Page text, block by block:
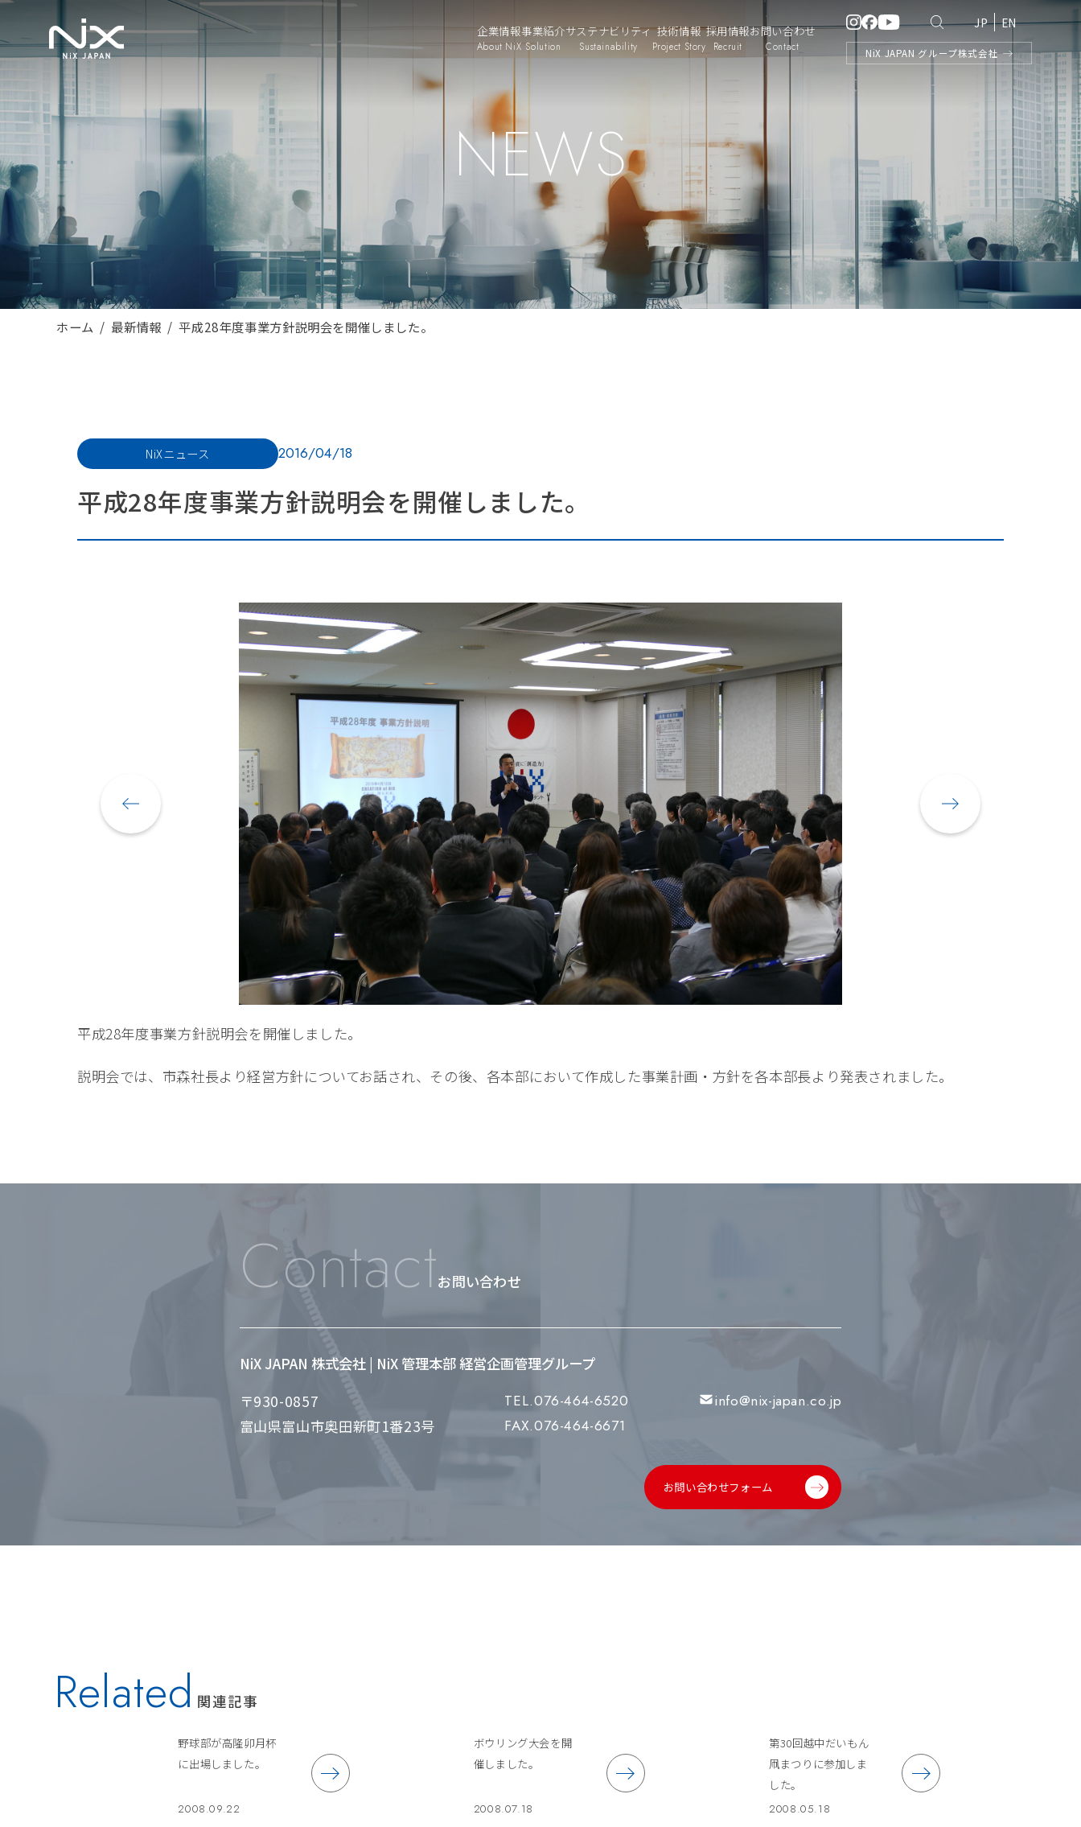
企業情報
About NiX
事業紹介
Solution
サステナビリティ
Sustainability
技術情報
Project Story
採用情報
Recruit
お問い合わせ
Contact
EN
JP
NiX JAPAN グループ株式会社
NEWS
ホーム 最新情報 平成28年度事業方針説明会を開催しました。
NiXニュース 2016/04/18
平成28年度事業方針説明会を開催しました。
平成28年度事業方針説明会を開催しました。
説明会では、市森社長より経営方針についてお話され、その後、各本部において作成した事業計画・方針を各本部長より発表されました。
Contactお問い合わせ
NiX JAPAN 株式会社 | NiX 管理本部 経営企画管理グループ
〒930-0857
富山県富山市奥田新町1番23号
TEL.076-464-6520
FAX.076-464-6671
info@nix-japan.co.jp
お問い合わせフォーム
Related 関連記事
野球部が高隆卯月杯
に出場しました。
2008.09.22
ボウリング大会を開
催しました。
2008.07.18
第30回越中だいもん
凧まつりに参加しま
した。
2008.05.18